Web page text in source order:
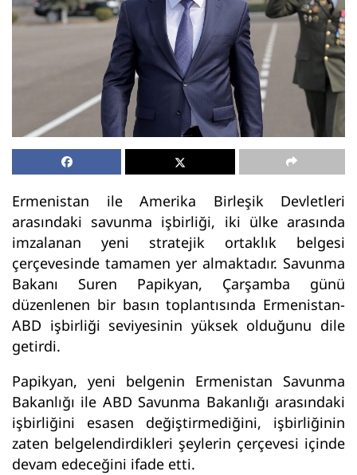
Ermenistan ile Amerika Birleşik Devletleri
arasındaki savunma işbirliği, iki ülke arasında
imzalanan yeni stratejik ortaklık belgesi
çerçevesinde tamamen yer almaktadır. Savunma
Bakanı Suren Papikyan, Çarşamba günü
düzenlenen bir basın toplantısında Ermenistan-
ABD işbirliği seviyesinin yüksek olduğunu dile
getirdi.
Papikyan, yeni belgenin Ermenistan Savunma
Bakanlığı ile ABD Savunma Bakanlığı arasındaki
işbirliğini esasen değiştirmediğini, işbirliğinin
zaten belgelendirdikleri şeylerin çerçevesi içinde
devam edeceğini ifade etti.